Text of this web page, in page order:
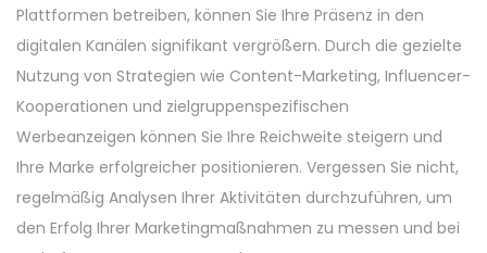
Plattformen betreiben, können Sie Ihre Präsenz in den
digitalen Kanälen signifikant vergrößern. Durch die gezielte
Nutzung von Strategien wie Content-Marketing, Influencer-
Kooperationen und zielgruppenspezifischen
Werbeanzeigen können Sie Ihre Reichweite steigern und
Ihre Marke erfolgreicher positionieren. Vergessen Sie nicht,
regelmäßig Analysen Ihrer Aktivitäten durchzuführen, um
den Erfolg Ihrer Marketingmaßnahmen zu messen und bei